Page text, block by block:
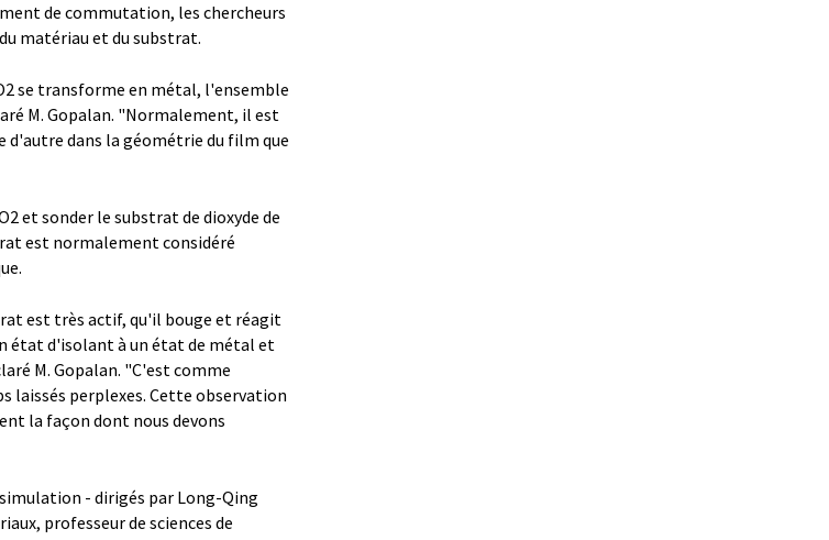
de commutation, les chercheurs
matériau et du substrat.
se transforme en métal, l'ensemble
M. Gopalan. "Normalement, il est
d'autre dans la géométrie du film que
et sonder le substrat de dioxyde de
est normalement considéré
est très actif, qu'il bouge et réagit
état d'isolant à un état de métal et
M. Gopalan. "C'est comme
laissés perplexes. Cette observation
la façon dont nous devons
- dirigés par Long-Qing
professeur de sciences de